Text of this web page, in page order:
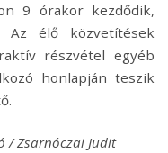
9 órakor kezdődik,
Az élő közvetítések
részvétel egyéb
honlapján teszik
/ Zsarnóczai Judit